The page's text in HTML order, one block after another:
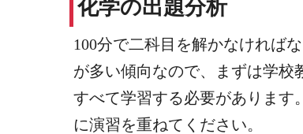
化学の出題分析
100分で二科目を解かなければ
が多い傾向なので、まずは学校
すべて学習する必要があります
に演習を重ねてください。